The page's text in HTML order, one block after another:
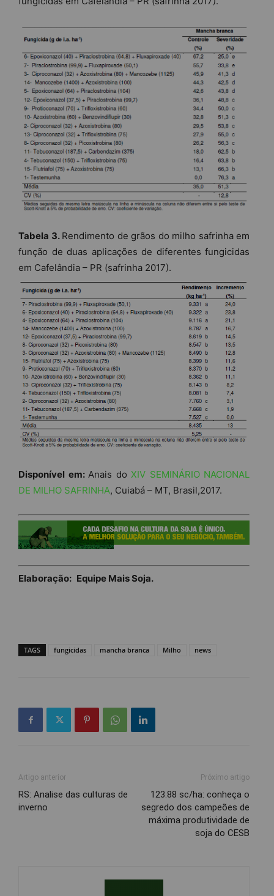
Tabela 3. Rendimento de grãos do milho safrinha em
função de duas aplicações de diferentes fungicidas
em Cafelândia – PR (safrinha 2017).
Disponível em: Anais do XIV SEMINÁRIO NACIONAL
DE MILHO SAFRINHA, Cuiabá – MT, Brasil,2017.
Elaboração: Equipe Mais Soja.
TAGS fungicidas mancha branca Milho news
Artigo anterior
RS: Analise das culturas de
inverno
Próximo artigo
123.88 sc/ha: conheça o
segredo dos campeões de
máxima produtividade de
soja do CESB